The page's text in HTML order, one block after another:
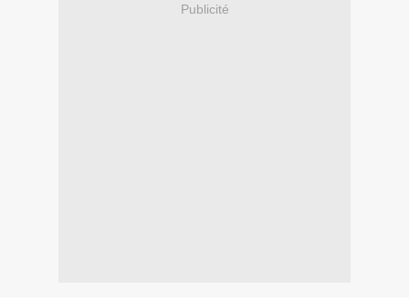
Publicité